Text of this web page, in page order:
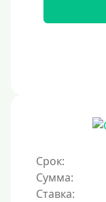
Срок:
Сумма:
Ставка: